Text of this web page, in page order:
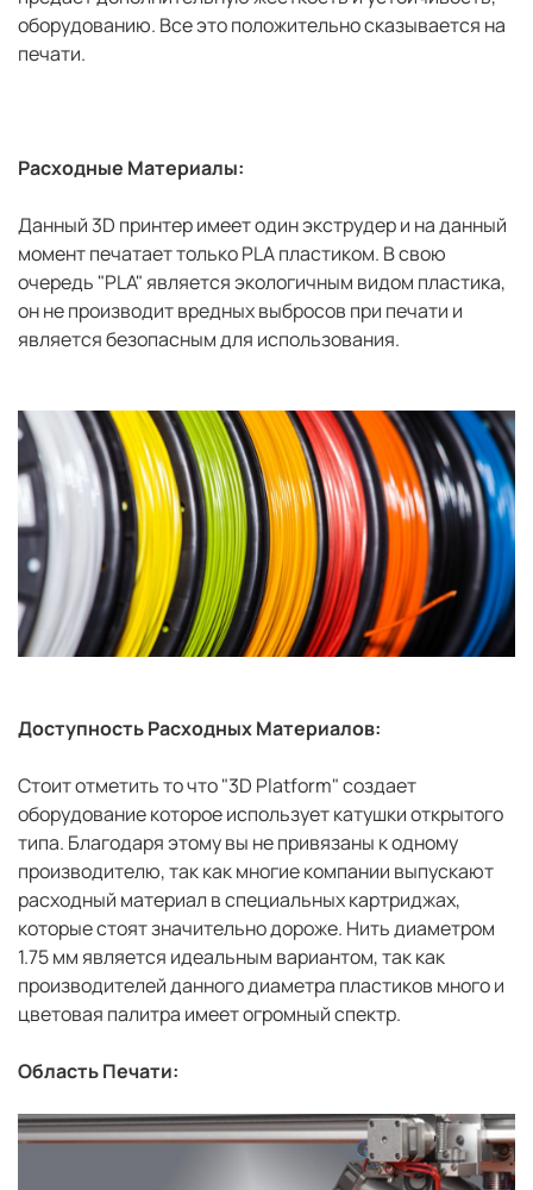
оборудованию. Все это положительно сказывается на
печати.
Расходные Материалы:
Данный 3D принтер имеет один экструдер и на данный
момент печатает только PLA пластиком. В свою
очередь "PLA" является экологичным видом пластика,
он не производит вредных выбросов при печати и
является безопасным для использования.
Доступность Расходных Материалов:
Стоит отметить то что "3D Platform" создает
оборудование которое использует катушки открытого
типа. Благодаря этому вы не привязаны к одному
производителю, так как многие компании выпускают
расходный материал в специальных картриджах,
которые стоят значительно дороже. Нить диаметром
1.75 мм является идеальным вариантом, так как
производителей данного диаметра пластиков много и
цветовая палитра имеет огромный спектр.
Область Печати: